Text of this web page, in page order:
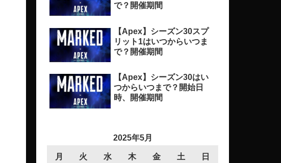
で？開催期間
【Apex】シーズン30スプ
リット1はいつからいつま
で？開催期間
【Apex】シーズン30はい
つからいつまで？開始日
時、開催期間
2025年5月
月 火 水 木 金 土 日